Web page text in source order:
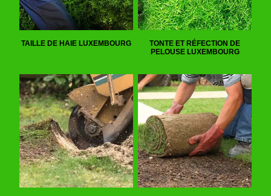
TAILLE DE HAIE LUXEMBOURG
TONTE ET RÉFECTION DE
PELOUSE LUXEMBOURG